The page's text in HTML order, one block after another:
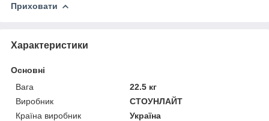
Приховати
Характеристики
Основні
Вага
22.5 кг
Виробник
СТОУНЛАЙТ
Країна виробник
Україна